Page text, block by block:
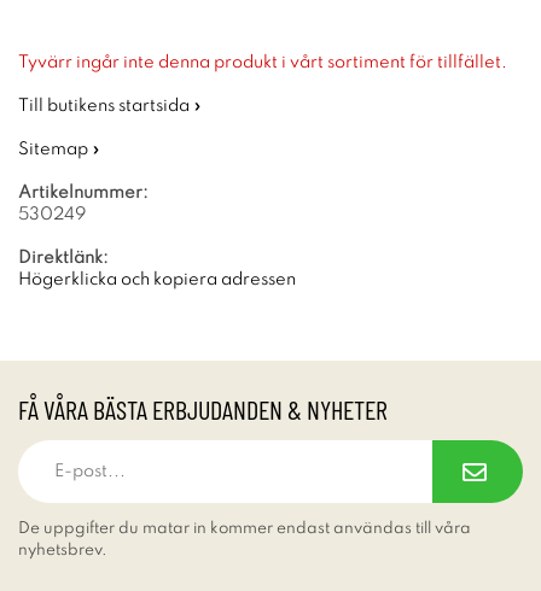
Tyvärr ingår inte denna produkt i vårt sortiment för tillfället.
Till butikens startsida »
Sitemap »
Artikelnummer:
530249
Direktlänk:
Högerklicka och kopiera adressen
FÅ VÅRA BÄSTA ERBJUDANDEN & NYHETER
De uppgifter du matar in kommer endast användas till våra
nyhetsbrev.